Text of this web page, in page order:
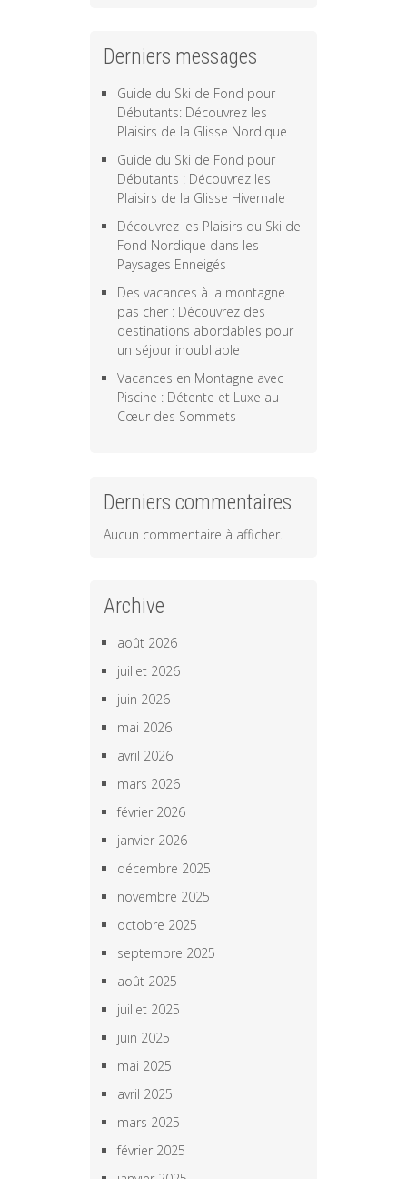
Derniers messages
Guide du Ski de Fond pour
Débutants: Découvrez les
Plaisirs de la Glisse Nordique
Guide du Ski de Fond pour
Débutants : Découvrez les
Plaisirs de la Glisse Hivernale
Découvrez les Plaisirs du Ski de
Fond Nordique dans les
Paysages Enneigés
Des vacances à la montagne
pas cher : Découvrez des
destinations abordables pour
un séjour inoubliable
Vacances en Montagne avec
Piscine : Détente et Luxe au
Cœur des Sommets
Derniers commentaires
Aucun commentaire à afficher.
Archive
août 2026
juillet 2026
juin 2026
mai 2026
avril 2026
mars 2026
février 2026
janvier 2026
décembre 2025
novembre 2025
octobre 2025
septembre 2025
août 2025
juillet 2025
juin 2025
mai 2025
avril 2025
mars 2025
février 2025